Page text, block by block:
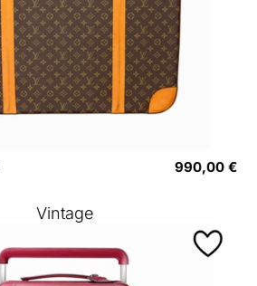
990,00 €
Vintage